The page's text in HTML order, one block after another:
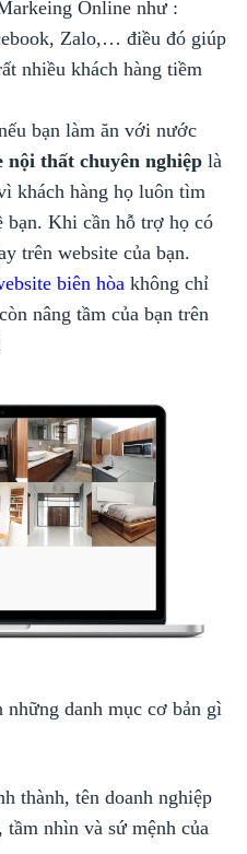
Online như :
Zalo,… điều đó giúp
nhiều khách hàng tiềm
bạn làm ăn với nước
nội thất chuyên nghiệp là
khách hàng họ luôn tìm
bạn. Khi cần hỗ trợ họ có
trên website của bạn.
biên hòa không chỉ
nâng tầm của bạn trên
danh mục cơ bản gì
thành, tên doanh nghiệp
tầm nhìn và sứ mệnh của